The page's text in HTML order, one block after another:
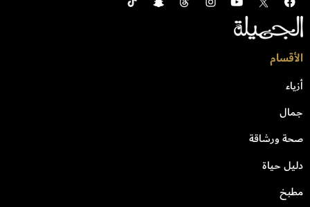
الأقسام
أزياء
جمال
صحة ورشاقة
دليل حياة
مطبخ